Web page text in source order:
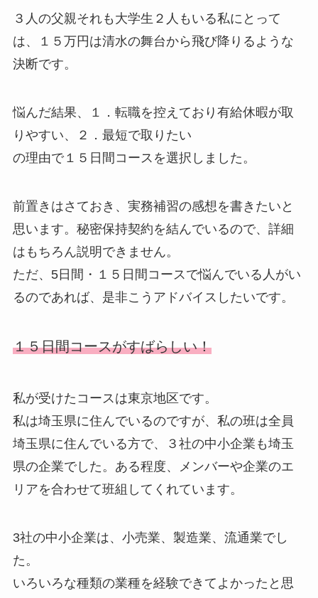
３人の父親それも大学生２人もいる私にとって
は、１５万円は清水の舞台から飛び降りるような
決断です。
悩んだ結果、１．転職を控えており有給休暇が取
りやすい、２．最短で取りたい
の理由で１５日間コースを選択しました。
前置きはさておき、実務補習の感想を書きたいと
思います。秘密保持契約を結んでいるので、詳細
はもちろん説明できません。
ただ、5日間・１５日間コースで悩んでいる人がい
るのであれば、是非こうアドバイスしたいです。
１５日間コースがすばらしい！
私が受けたコースは東京地区です。
私は埼玉県に住んでいるのですが、私の班は全員
埼玉県に住んでいる方で、３社の中小企業も埼玉
県の企業でした。ある程度、メンバーや企業のエ
リアを合わせて班組してくれています。
3社の中小企業は、小売業、製造業、流通業でし
た。
いろいろな種類の業種を経験できてよかったと思